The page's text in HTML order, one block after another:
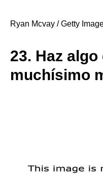
Ryan Mcvay / Getty
23. Haz algo
muchísimo